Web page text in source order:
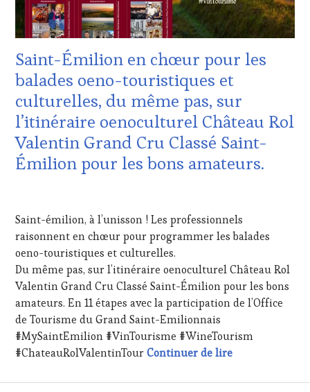
VIGNOBLES
WINE
TASTING
WINE
TOURISM
FAME,
WINE
TOURISM
TOUR,
WINETASTINGVOUCHER.COM
EDITION
LES
CLÉS
VIN
ET
DE
LA
HAUTE
GASTRONOMIE
FRANÇAISE,
INVITATIONS
&
TASTING
MÉDIAS,
PRESSE
ÉCRITE,
RADIO,
TV,
OENOTOURISME,
PARTENAIRES
VIN
TOURISME,
Saint-Émilion en chœur pour les
balades oeno-touristiques et
culturelles, du même pas, sur
l’itinéraire oenoculturel Château Rol
Valentin Grand Cru Classé Saint-
Émilion pour les bons amateurs.
2022
Saint-émilion, à l’unisson ! Les professionnels
raisonnent en chœur pour programmer les balades
oeno-touristiques et culturelles.
Du même pas, sur l’itinéraire oenoculturel Château Rol
Valentin Grand Cru Classé Saint-Émilion pour les bons
amateurs. En 11 étapes avec la participation de l’Office
de Tourisme du Grand Saint-Emilionnais
#MySaintEmilion #VinTourisme #WineTourism
#ChateauRolValentinTourContinuer de lireSaint-Émilion